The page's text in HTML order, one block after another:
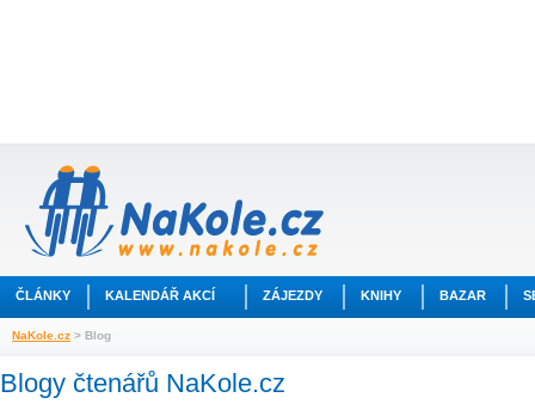
ČLÁNKY KALENDÁŘ AKCÍ ZÁJEZDY KNIHY BAZAR
NaKole.cz > Blog
Blogy čtenářů NaKole.cz